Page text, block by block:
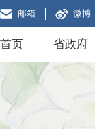
邮箱 微博
首页 省政府